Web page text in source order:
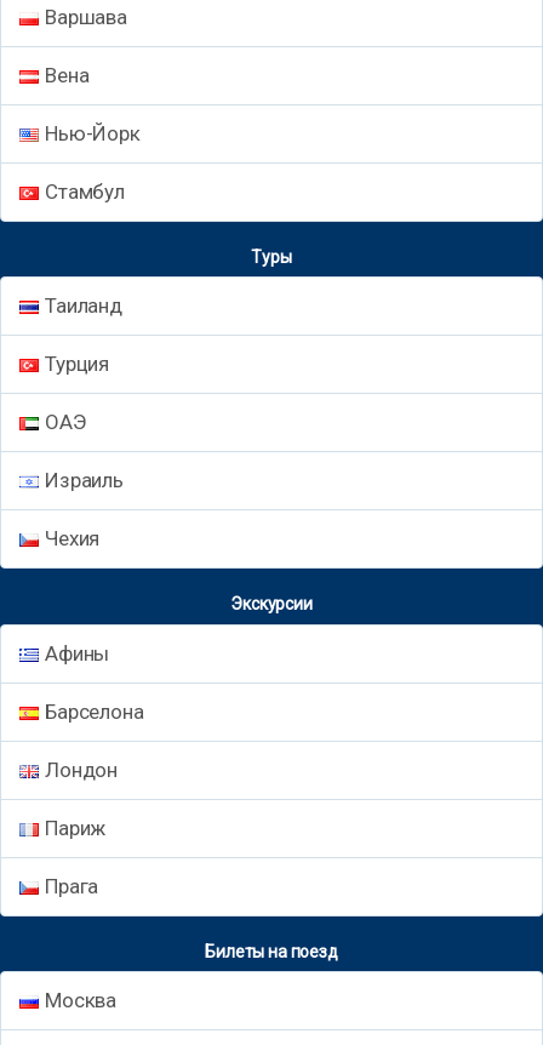
Варшава
Вена
Нью-Йорк
Стамбул
Туры
Таиланд
Турция
ОАЭ
Израиль
Чехия
Экскурсии
Афины
Барселона
Лондон
Париж
Прага
Билеты на поезд
Москва